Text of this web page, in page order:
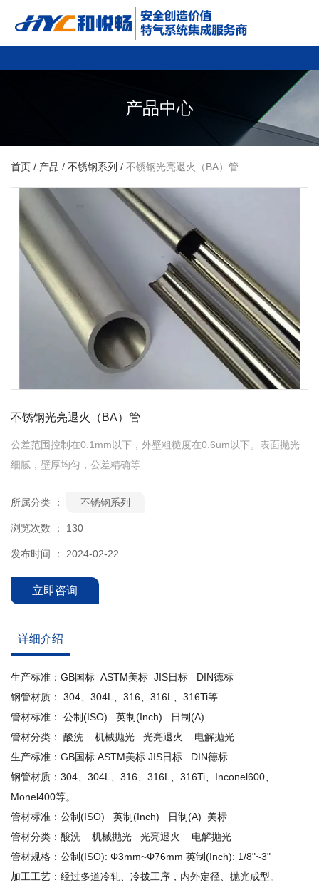
产品中心
首页 / 产品 / 不锈钢系列 / 不锈钢光亮退火（BA）管
不锈钢光亮退火（BA）管
公差范围控制在0.1mm以下，外壁粗糙度在0.6um以下。表面抛光
细腻，壁厚均匀，公差精确等
所属分类 ： 不锈钢系列
浏览次数 ： 130
发布时间 ： 2024-02-22
立即咨询
详细介绍
生产标准：GB国标 ASTM美标 JIS日标 DIN德标
钢管材质： 304、304L、316、316L、316Ti等
管材标准： 公制(ISO) 英制(Inch) 日制(A)
管材分类： 酸洗 机械抛光 光亮退火 电解抛光
生产标准：GB国标 ASTM美标 JIS日标 DIN德标
钢管材质：304、304L、316、316L、316Ti、Inconel600、
Monel400等。
管材标准：公制(ISO) 英制(Inch) 日制(A) 美标
管材分类：酸洗 机械抛光 光亮退火 电解抛光
管材规格：公制(ISO): Φ3mm~Φ76mm 英制(Inch): 1/8"~3"
加工工艺：经过多道冷轧、冷拨工序，内外定径、抛光成型。